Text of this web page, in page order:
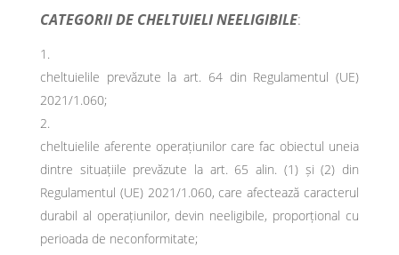
CATEGORII DE CHELTUIELI NEELIGIBILE:
cheltuielile prevăzute la art. 64 din Regulamentul (UE)
2021/1.060;
cheltuielile aferente operațiunilor care fac obiectul uneia
dintre situațiile prevăzute la art. 65 alin. (1) și (2) din
Regulamentul (UE) 2021/1.060, care afectează caracterul
durabil al operațiunilor, devin neeligibile, proporțional cu
perioada de neconformitate;